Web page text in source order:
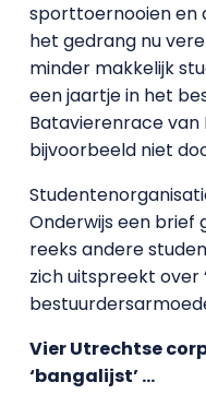
sporttoernooien en
het gedrang nu
minder makkelijk
een jaartje in het
Batavierenrace van
bijvoorbeeld niet
Onderwijs een brief
reeks andere
zich uitspreekt over
Vier Utrechtse
‘bangalijst’ …